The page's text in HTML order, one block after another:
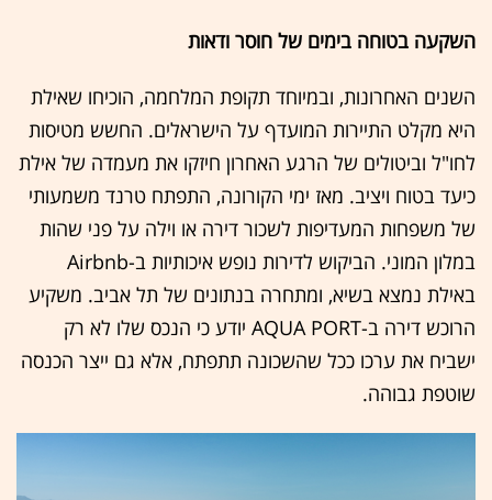
השקעה בטוחה בימים של חוסר ודאות
השנים האחרונות, ובמיוחד תקופת המלחמה, הוכיחו שאילת
היא מקלט התיירות המועדף על הישראלים. החשש מטיסות
לחו"ל וביטולים של הרגע האחרון חיזקו את מעמדה של אילת
כיעד בטוח ויציב. מאז ימי הקורונה, התפתח טרנד משמעותי
של משפחות המעדיפות לשכור דירה או וילה על פני שהות
במלון המוני. הביקוש לדירות נופש איכותיות ב-Airbnb
באילת נמצא בשיא, ומתחרה בנתונים של תל אביב. משקיע
הרוכש דירה ב-AQUA PORT יודע כי הנכס שלו לא רק
ישביח את ערכו ככל שהשכונה תתפתח, אלא גם ייצר הכנסה
שוטפת גבוהה.